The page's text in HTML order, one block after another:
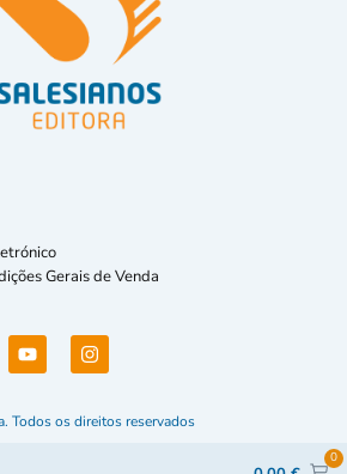
0
Gerais de Venda
Todos os direitos reservados